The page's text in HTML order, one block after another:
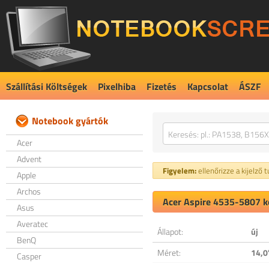
Szállítási Költségek Pixelhiba Fizetés Kapcsolat ÁSZF
Notebook gyártók
Acer
Advent
Apple
Archos
Asus
Averatec
BenQ
Casper
Figyelem:ellenőrizze a kijelző
Acer Aspire 4535-5807
Állapot:
új
Méret: